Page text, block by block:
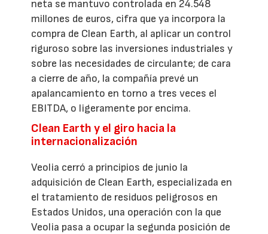
neta se mantuvo controlada en 24.548
millones de euros, cifra que ya incorpora la
compra de Clean Earth, al aplicar un control
riguroso sobre las inversiones industriales y
sobre las necesidades de circulante; de cara
a cierre de año, la compañía prevé un
apalancamiento en torno a tres veces el
EBITDA, o ligeramente por encima.
Clean Earth y el giro hacia la
internacionalización
Veolia cerró a principios de junio la
adquisición de Clean Earth, especializada en
el tratamiento de residuos peligrosos en
Estados Unidos, una operación con la que
Veolia pasa a ocupar la segunda posición de